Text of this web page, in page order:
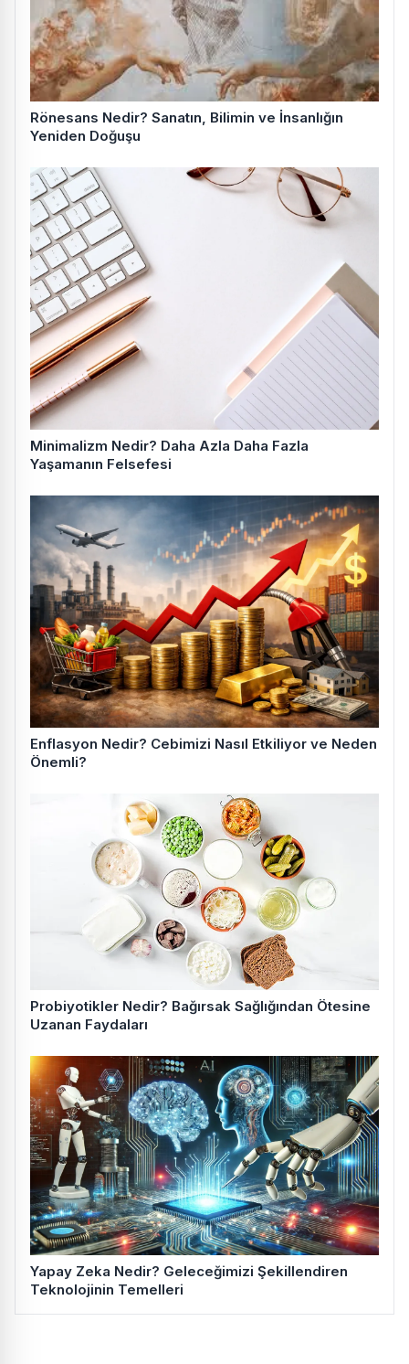
Rönesans Nedir? Sanatın, Bilimin ve İnsanlığın
Yeniden Doğuşu
Minimalizm Nedir? Daha Azla Daha Fazla
Yaşamanın Felsefesi
Enflasyon Nedir? Cebimizi Nasıl Etkiliyor ve Neden
Önemli?
Probiyotikler Nedir? Bağırsak Sağlığından Ötesine
Uzanan Faydaları
Yapay Zeka Nedir? Geleceğimizi Şekillendiren
Teknolojinin Temelleri